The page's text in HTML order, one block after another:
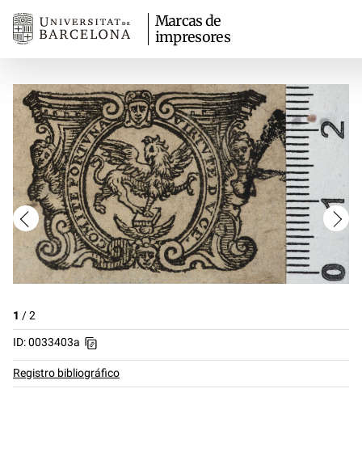
Marcas de
impresores
1 /2
ID: 0033403a
Registro bibliográfico